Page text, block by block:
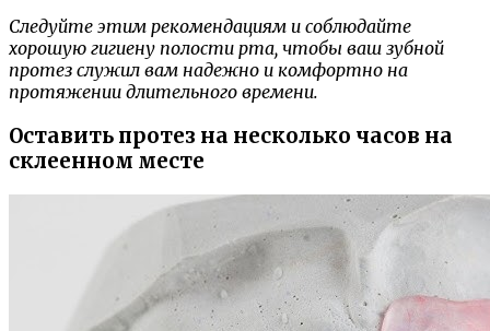
Следуйте этим рекомендациям и соблюдайте
хорошую гигиену полости рта, чтобы ваш зубной
протез служил вам надежно и комфортно на
протяжении длительного времени.
Оставить протез на несколько часов на
склеенном месте